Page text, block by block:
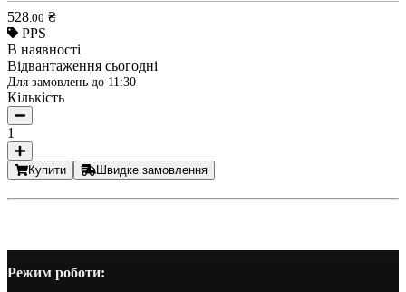
528.00 ₴
PPS
В наявності
Відвантаження сьогодні
Для замовлень до 11:30
Кількість
1
Купити Швидке замовлення
Режим роботи: